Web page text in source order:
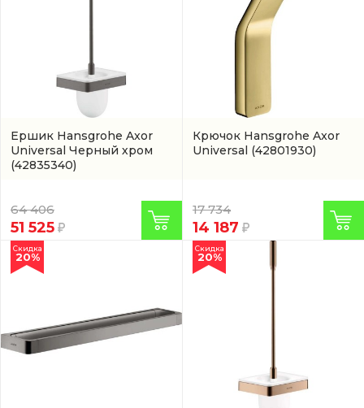
Ершик Hansgrohe Axor
Universal Черный хром
(42835340)
64 406
51 525
Крючок Hansgrohe Axor
Universal (42801930)
17 734
14 187
Скидка
20%
Скидка
20%